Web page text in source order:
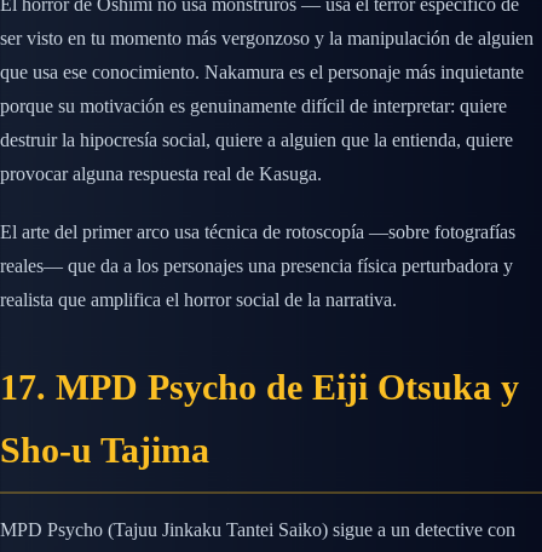
El horror de Oshimi no usa monstruros — usa el terror específico de
ser visto en tu momento más vergonzoso y la manipulación de alguien
que usa ese conocimiento. Nakamura es el personaje más inquietante
porque su motivación es genuinamente difícil de interpretar: quiere
destruir la hipocresía social, quiere a alguien que la entienda, quiere
provocar alguna respuesta real de Kasuga.
El arte del primer arco usa técnica de rotoscopía —sobre fotografías
reales— que da a los personajes una presencia física perturbadora y
realista que amplifica el horror social de la narrativa.
17. MPD Psycho de Eiji Otsuka y
Sho-u Tajima
MPD Psycho (Tajuu Jinkaku Tantei Saiko) sigue a un detective con